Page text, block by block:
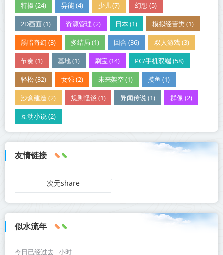
特摄 (24) 异能 (4) 少儿 (7) 幻想 (5)
2D画面 (1) 资源管理 (2) 日本 (1) 模拟经营类 (1)
黑暗奇幻 (3) 多结局 (1) 回合 (36) 双人游戏 (3)
节奏 (1) 基地 (1) 刷宝 (14) PC/手机双端 (58)
轻松 (32) 女强 (2) 未来架空 (1) 摸鱼 (1)
沙盒建造 (2) 规则怪谈 (1) 异闻传说 (1) 群像 (2)
互动小说 (2)
友情链接
次元share
似水流年
今日已经过去 小时